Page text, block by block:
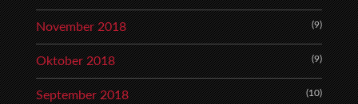
November 2018 (9)
Oktober 2018 (9)
September 2018 (10)